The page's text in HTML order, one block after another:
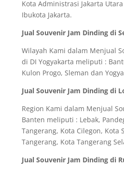
Kota Administrasi Jakarta
Ibukota Jakarta.
Jual Souvenir Jam Dinding di
Wilayah Kami dalam Menjual
di DI Yogyakarta meliputi :
Kulon Progo, Sleman dan
Jual Souvenir Jam Dinding di
Region Kami dalam Menjual
Banten meliputi : Lebak,
Tangerang, Kota Cilegon, Kota
Tangerang, Kota Tangerang
Jual Souvenir Jam Dinding di